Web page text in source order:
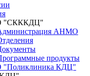
"СКККДЦ"
АНМО
продукты
КДЦ"